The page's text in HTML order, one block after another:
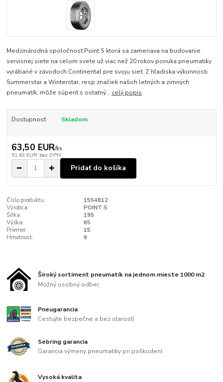
Medzinárodná spoločnosť Point S ktorá sa zameriava na budovanie
servisnej siete na celom svete už viac než 20 rokov ponuka pneumatiky
vyrábané v závodoch Continental pre svoju sieť. Z hľadiska výkonnosti
Summerstar a Winterstar, resp značiek našich letných a zimných
pneumatík, môže súperiť s ostatný... celý popis
Dostupnosť Skladom
63,50 EUR/ks
51,63 EUR bez DPH
Pridať do košíka
Číslo produktu:
1554812
Výrobca:
POINT S
Šířka:
195
Výška:
65
Priemer:
15
Hmotnost:
9
Široký sortiment pneumatík na jednom mieste 1000 m2
Možný osobný odber
Pneugarancia
Cestujte bezpečne a bez starostí
Sebring garancia
Garancia výmeny pneumatiky pri poškodení
Vysoká kvalita